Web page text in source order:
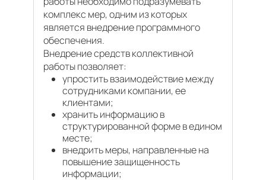
комплекс мер, одним из которых
является внедрение программного
обеспечения.
Внедрение средств коллективной
работы позволяет:
упростить взаимодействие между
сотрудниками компании, ее
клиентами;
хранить информацию в
структурированной форме в едином
месте;
внедрить меры, направленные на
повышение защищенность
информации;